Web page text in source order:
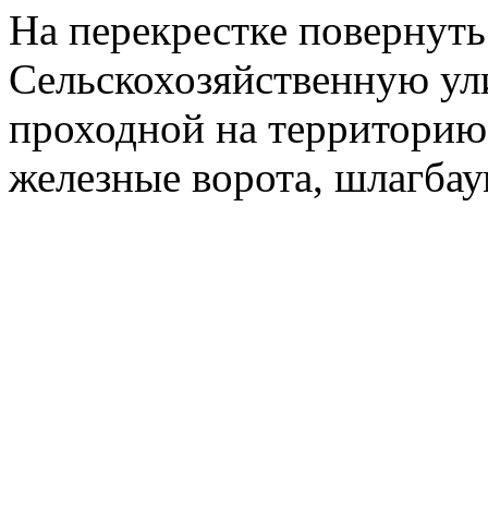
На перекрестке
Сельскохозяйственную
проходной на
железные ворота,